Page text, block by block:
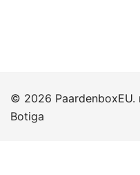
© 2026
Botiga